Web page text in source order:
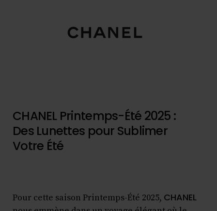
CHANEL Printemps-Été 2025 :
Des Lunettes pour Sublimer
Votre Été
Pour cette saison Printemps-Été 2025, CHANEL